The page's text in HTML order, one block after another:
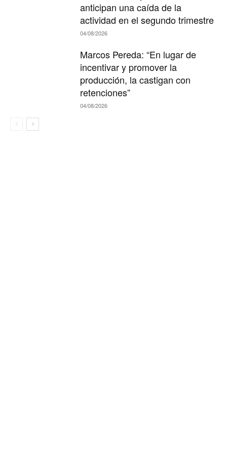
anticipan una caída de la
actividad en el segundo trimestre
04/08/2026
Marcos Pereda: “En lugar de
incentivar y promover la
producción, la castigan con
retenciones”
04/08/2026